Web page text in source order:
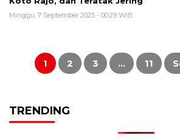
Minggu, 7 September 2025 - 00:29 WIB
Paginasi
pos
1 2 3 … 11
TRENDING